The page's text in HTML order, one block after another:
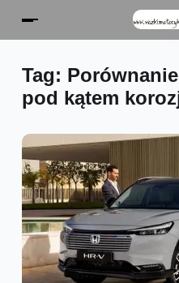
Tag:
pod kątem